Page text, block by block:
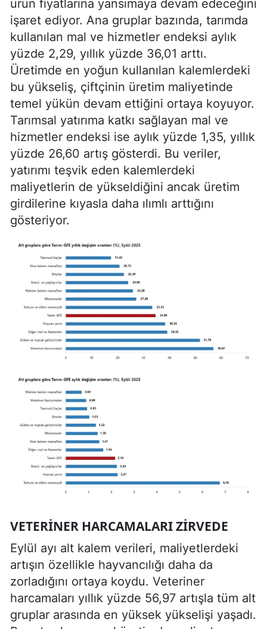
ürün fiyatlarına yansımaya devam edeceğini
işaret ediyor. Ana gruplar bazında, tarımda
kullanılan mal ve hizmetler endeksi aylık
yüzde 2,29, yıllık yüzde 36,01 arttı.
Üretimde en yoğun kullanılan kalemlerdeki
bu yükseliş, çiftçinin üretim maliyetinde
temel yükün devam ettiğini ortaya koyuyor.
Tarımsal yatırıma katkı sağlayan mal ve
hizmetler endeksi ise aylık yüzde 1,35, yıllık
yüzde 26,60 artış gösterdi. Bu veriler,
yatırımı teşvik eden kalemlerdeki
maliyetlerin de yükseldiğini ancak üretim
girdilerine kıyasla daha ılımlı arttığını
gösteriyor.
VETERINER HARCAMALARI ZIRVEDE
Eylül ayı alt kalem verileri, maliyetlerdeki
artışın özellikle hayvancılığı daha da
zorladığını ortaya koydu. Veteriner
harcamaları yıllık yüzde 56,97 artışla tüm alt
gruplar arasında en yüksek yükselişi yaşadı.